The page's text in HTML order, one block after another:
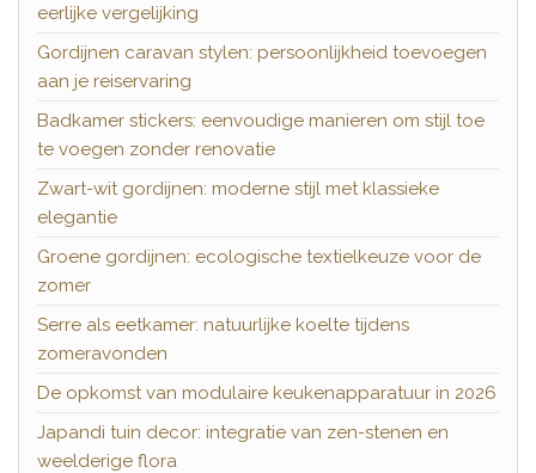
eerlijke vergelijking
Gordijnen caravan stylen: persoonlijkheid toevoegen
aan je reiservaring
Badkamer stickers: eenvoudige manieren om stijl toe
te voegen zonder renovatie
Zwart-wit gordijnen: moderne stijl met klassieke
elegantie
Groene gordijnen: ecologische textielkeuze voor de
zomer
Serre als eetkamer: natuurlijke koelte tijdens
zomeravonden
De opkomst van modulaire keukenapparatuur in 2026
Japandi tuin decor: integratie van zen-stenen en
weelderige flora